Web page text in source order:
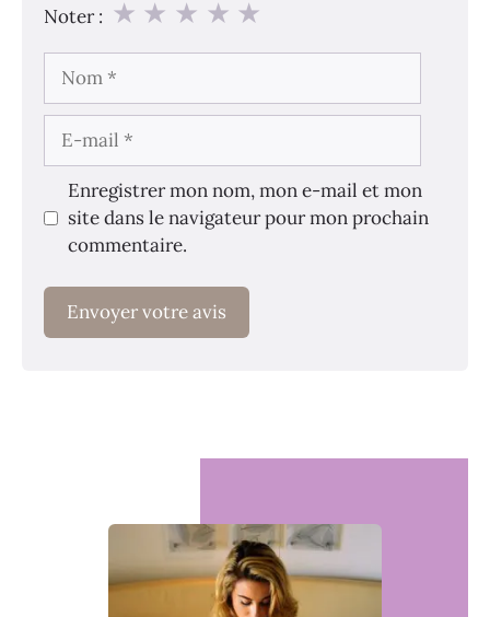
Noter : ★
★
★
★
★
mail
Enregistrer mon nom, mon e-mail et mon
site dans le navigateur pour mon prochain
commentaire.